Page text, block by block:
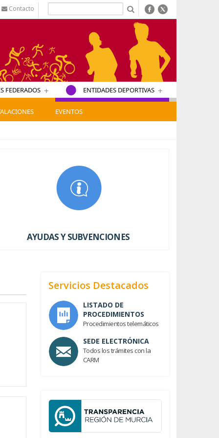
Contacto
FEDERADOS + ENTIDADES DEPORTIVAS +
EVENTOS
AYUDAS Y SUBVENCIONES
Servicios Destacados
LISTADO DE
PROCEDIMIENTOS
Procedimientos telemáticos
SEDE ELECTRÓNICA
Todos los trámites con la
CARM